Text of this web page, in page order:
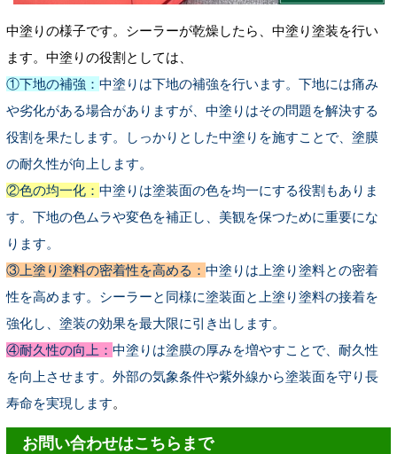
中塗りの様子です。シーラーが乾燥したら、中塗り塗装を行い
ます。中塗りの役割としては、
①下地の補強： 中塗りは下地の補強を行います。下地には痛み
や劣化がある場合がありますが、中塗りはその問題を解決する
役割を果たします。しっかりとした中塗りを施すことで、塗膜
の耐久性が向上します。
②色の均一化： 中塗りは塗装面の色を均一にする役割もありま
す。下地の色ムラや変色を補正し、美観を保つために重要にな
ります。
③上塗り塗料の密着性を高める： 中塗りは上塗り塗料との密着
性を高めます。シーラーと同様に塗装面と上塗り塗料の接着を
強化し、塗装の効果を最大限に引き出します。
④耐久性の向上： 中塗りは塗膜の厚みを増やすことで、耐久性
を向上させます。外部の気象条件や紫外線から塗装面を守り長
寿命を実現します。
お問い合わせはこちらまで